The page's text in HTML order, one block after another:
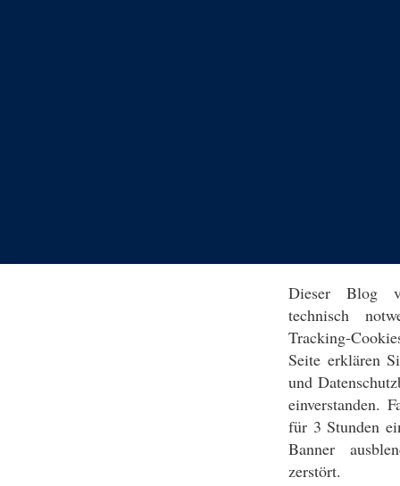
Dieser Blog
technisch
Tracking-
Seite erklären
und
einverstanden.
für 3 Stunden
Banner
zerstört.